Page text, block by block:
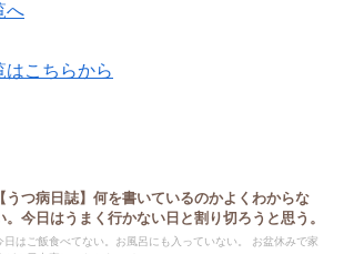
へ
こちらから
【うつ病日誌】何を書いているのかよくわからな
。今日はうまく行かない日と割り切ろうと思う。
日はご飯食べてない。お風呂にも入っていない。 お盆休みで家